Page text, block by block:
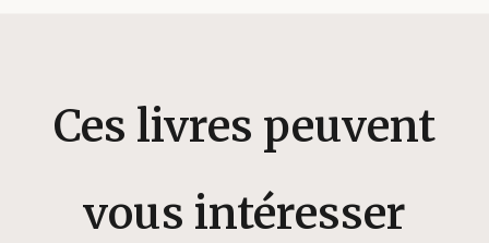
Ces livres peuvent
vous intéresser